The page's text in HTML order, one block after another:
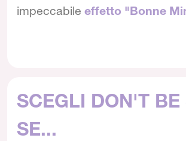
impeccabile effetto "Bonne
SCEGLI DON'T BE
SE...